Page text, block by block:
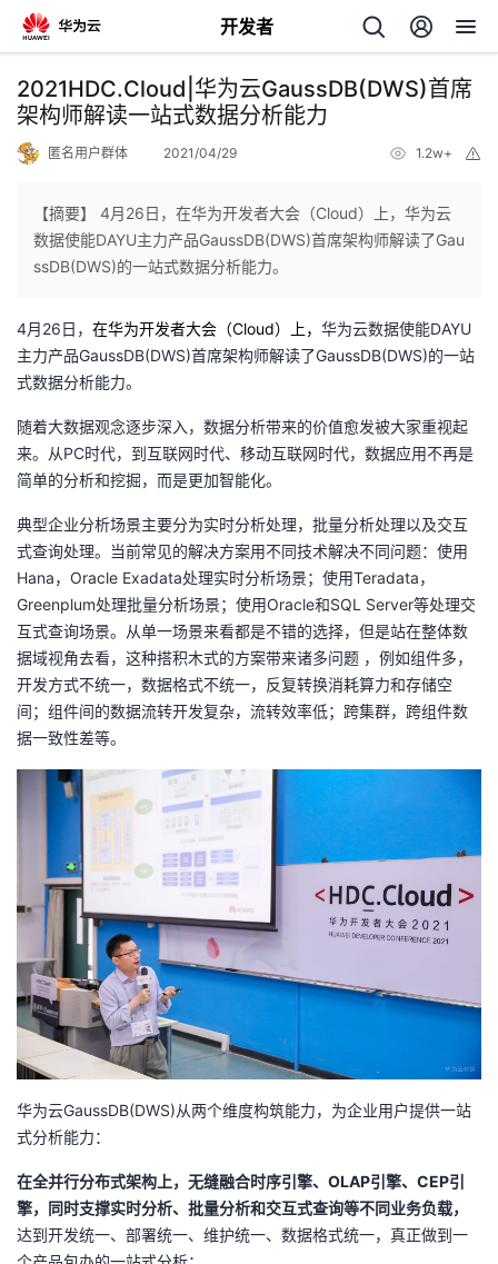
开发者
返
回
个
人
主
页
我
的
开
发
者
我
的
博
客
我
的
论
我
的
我
播
活
动
的
关
注
我
的
开
发
者
学
堂
我
的
Programs
我
的
支
持
我
2021HDC.Cloud|华为云GaussDB(DWS)首席
架构师解读一站式数据分析能力
匿名用户群体 2021/04/29 1.2w+
【摘要】 4月26日，在华为开发者大会（Cloud）上，华为云
数据使能DAYU主力产品GaussDB(DWS)首席架构师解读了Gau
ssDB(DWS)的一站式数据分析能力。
4月26日， 在华为开发者大会（Cloud）上， 华为云数据使能DAYU
主力产品GaussDB(DWS)首席架构师解读了GaussDB(DWS)的一站
式数据分析能力。
随着大数据观念逐步深入，数据分析带来的价值愈发被大家重视起
来。从PC时代，到互联网时代、移动互联网时代，数据应用不再是
简单的分析和挖掘，而是更加智能化。
典型企业分析场景主要分为实时分析处理，批量分析处理以及交互
式查询处理。当前常见的解决方案用不同技术解决不同问题：使用
Hana，Oracle Exadata处理实时分析场景；使用Teradata，
Greenplum处理批量分析场景；使用Oracle和SQL Server等处理交
互式查询场景。从单一场景来看都是不错的选择，但是站在整体数
据域视角去看，这种搭积木式的方案带来诸多问题 ，例如组件多，
开发方式不统一，数据格式不统一，反复转换消耗算力和存储空
间；组件间的数据流转开发复杂，流转效率低；跨集群，跨组件数
据一致性差等。
华为云GaussDB(DWS)从两个维度构筑能力，为企业用户提供一站
式分析能力：
在全并行分布式架构上，无缝融合时序引擎、OLAP引擎、CEP引
擎，同时支撑实时分析、批量分析和交互式查询等不同业务负载，
达到开发统一、部署统一、维护统一、数据格式统一，真正做到一